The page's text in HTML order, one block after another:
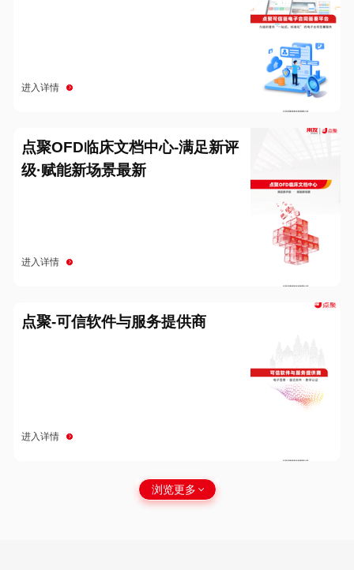
进入详情
点聚OFD临床文档中心-满足新评
级·赋能新场景最新
进入详情
点聚-可信软件与服务提供商
进入详情
浏览更多